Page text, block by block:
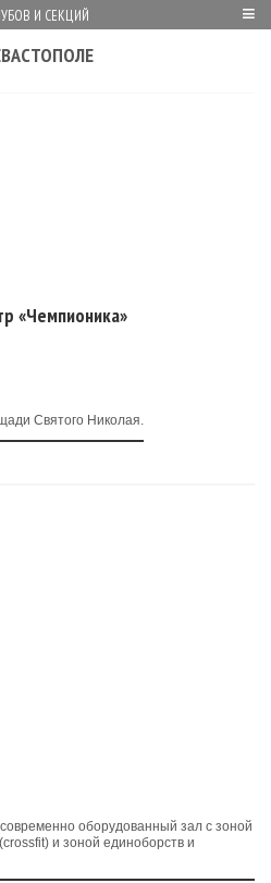
И СЕКЦИЙ ≡
«Чемпионика»
Святого Николая.
оборудованный зал с зоной
и зоной единоборств и